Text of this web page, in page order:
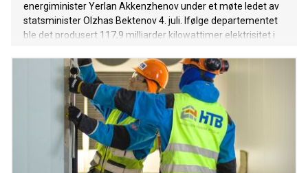
energiminister Yerlan Akkenzhenov under et møte ledet av
statsminister Olzhas Bektenov 4. juli. Ifølge departementet
ble det produsert 117,9 milliarder kilowattimer elektrisitet i
nivået og nådde 119,9 milliarder kilowattimer, melder
statsministerens presseservice. En omfattende plan er
under utarbeidelse for å tilføre mer enn 26 gigawatt ny
kraftkapasitet innen 2035. I løpet av inneværende år ventes
det å bli satt i drift 621,5 megawatt ny kapasitet, hvorav
455,5 megawatt skal komme fra fornybare kilder. Blant de
strategiske prosjektene i overgangen til grønnere energi er
byggingen av kullkraftverk med lave utslipp, som Ekibastuz